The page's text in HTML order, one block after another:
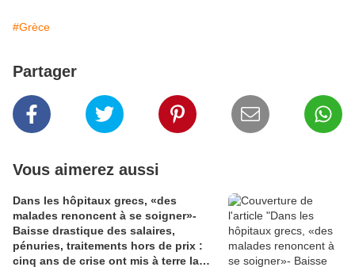
#Grèce
Partager
Vous aimerez aussi
Dans les hôpitaux grecs, «des
malades renoncent à se soigner»-
Baisse drastique des salaires,
pénuries, traitements hors de prix :
cinq ans de crise ont mis à terre la